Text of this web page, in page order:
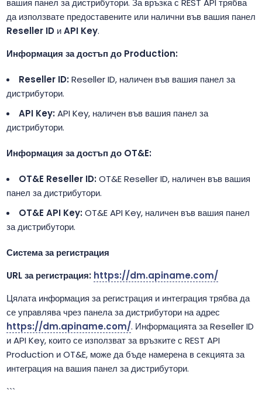
вашия панел за дистрибутори. За връзка с REST API трябва
да използвате предоставените или налични във вашия панел
Reseller IDиAPI Key.
Информация за достъп до Production:
Reseller ID:Reseller ID, наличен във вашия панел за
дистрибутори.
API Key:API Key, наличен във вашия панел за
дистрибутори.
Информация за достъп до OT&E:
OT&E Reseller ID:OT&E Reseller ID, наличен във вашия
панел за дистрибутори.
OT&E API Key:OT&E API Key, наличен във вашия панел
за дистрибутори.
Система за регистрация
URL за регистрация: https://dm.apiname.com/
Цялата информация за регистрация и интеграция трябва да
се управлява чрез панела за дистрибутори на адрес
https://dm.apiname.com/. Информацията за Reseller ID
и API Key, които се използват за връзките с REST API
Production и OT&E, може да бъде намерена в секцията за
интеграция на вашия панел за дистрибутори.
```